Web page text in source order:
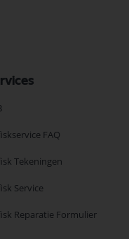
FAQ
Tekeningen
Service
Reparatie Formulier